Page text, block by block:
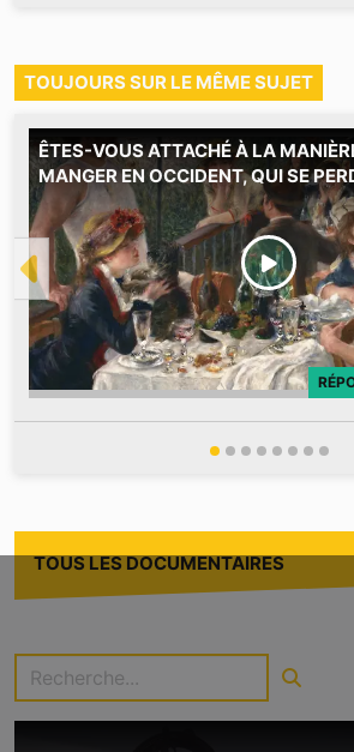
TOUJOURS SUR LE MÊME SUJET
ÊTES-VOUS ATTACHÉ À LA
MANGER EN OCCIDENT, QUI SE
TOUS LES DOCUMENTAIRES